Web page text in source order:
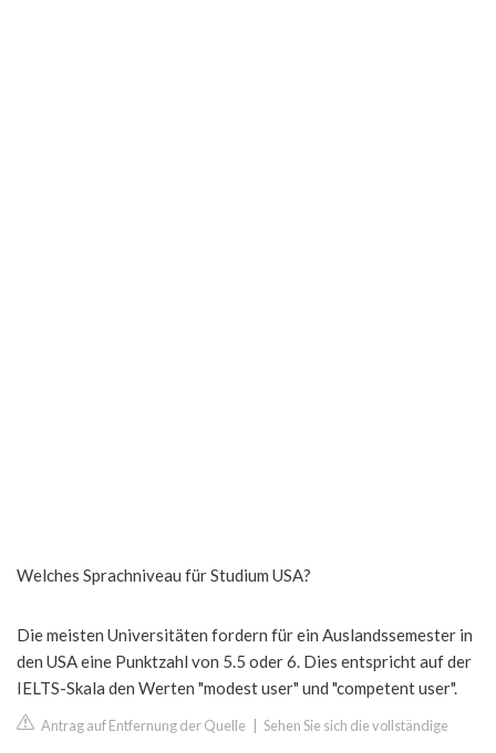
Welches Sprachniveau für Studium USA?
Die meisten Universitäten fordern für ein Auslandssemester in
den USA eine Punktzahl von 5.5 oder 6. Dies entspricht auf der
IELTS-Skala den Werten "modest user" und "competent user".
Antrag auf Entfernung der Quelle Sehen Sie sich die vollständige